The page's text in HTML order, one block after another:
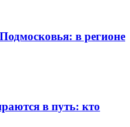
в регионе
в путь: кто